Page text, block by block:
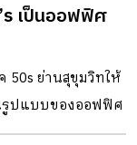
เป็นออฟฟิศ
50s ย่านสุขุมวิทให้
ปแบบของออฟฟิศ